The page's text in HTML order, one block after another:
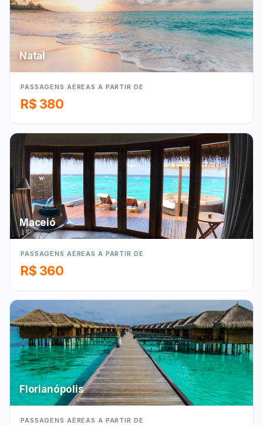
Natal
PASSAGENS AÉREAS A PARTIR DE
R$ 380
Maceió
PASSAGENS AÉREAS A PARTIR DE
R$ 360
Florianópolis
PASSAGENS AÉREAS A PARTIR DE